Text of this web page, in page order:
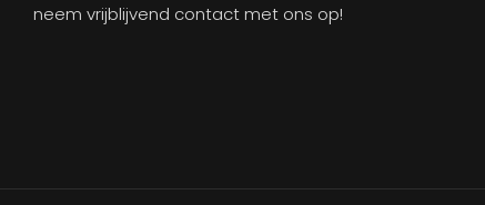
neem vrijblijvend contact met ons op!